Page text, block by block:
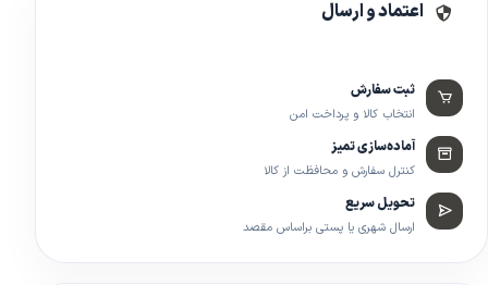
اعتماد و ارسال
ثبت سفارش
انتخاب کالا و پرداخت امن
آماده‌سازی تمیز
کنترل سفارش و محافظت از کالا
تحویل سریع
ارسال شهری یا پستی براساس مقصد